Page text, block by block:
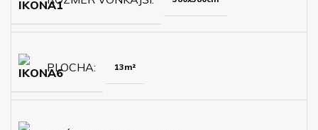
PLOCHA 13m²